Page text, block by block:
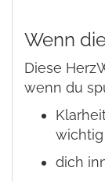
Wenn
Diese
wenn du
dich